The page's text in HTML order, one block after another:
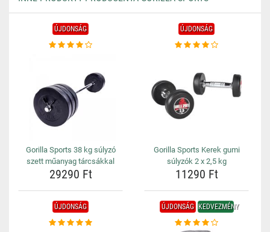
ÚJDONSÁG
Gorilla Sports 38 kg súlyzó
szett műanyag tárcsákkal
29290 Ft
ÚJDONSÁG
Gorilla Sports Kerek gumi
súlyzók 2 x 2,5 kg
11290 Ft
ÚJDONSÁG ÚJDONSÁG KEDVEZMÉNY